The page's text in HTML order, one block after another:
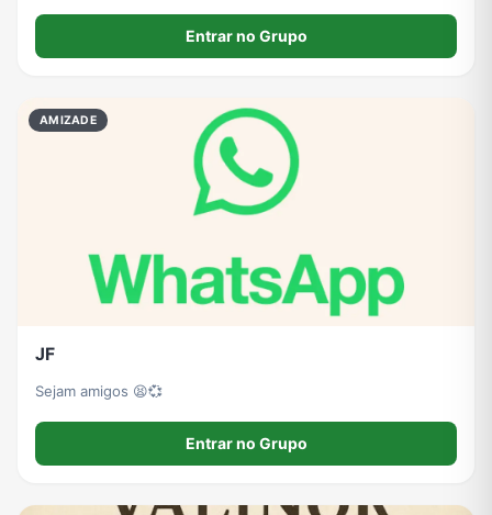
Entrar no Grupo
AMIZADE
JF
Sejam amigos 😫💞
Entrar no Grupo